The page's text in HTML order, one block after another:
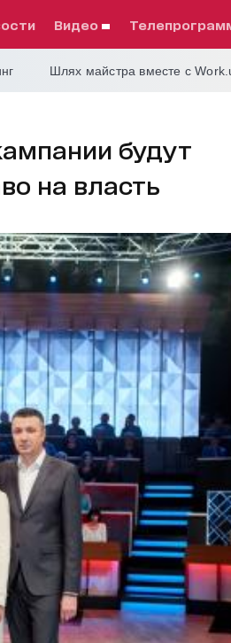
видео
Шлях майстра вместе с
будут
на власть